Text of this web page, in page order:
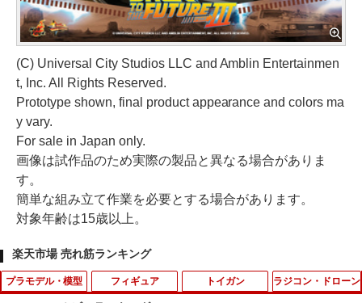
(C) Universal City Studios LLC and Amblin Entertainmen
t, Inc. All Rights Reserved.
Prototype shown, final product appearance and colors ma
y vary.
For sale in Japan only.
画像は試作品のため実際の製品と異なる場合がありま
す。
簡単な組み立て作業を必要とする場合があります。
対象年齢は15歳以上。
楽天市場 売れ筋ランキング
プラモデル・模型 フィギュア トイガン ラジコン・ドローン